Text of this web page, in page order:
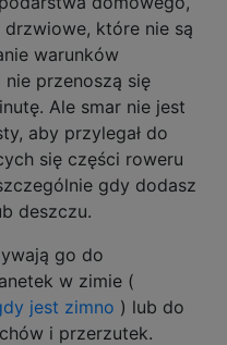
które nie są
warunków
przenoszą się
Ale smar nie jest
aby przylegał do
się części roweru
gdy dodasz
deszczu.
go do
w zimie (
jest zimno ) lub do
i przerzutek.